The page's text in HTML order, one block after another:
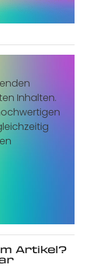
Inhalten.
Artikel?